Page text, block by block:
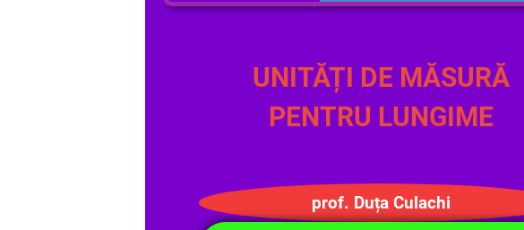
UNITĂȚI DE MĂSURĂ
PENTRU LUNGIME
prof. Duța Culachi